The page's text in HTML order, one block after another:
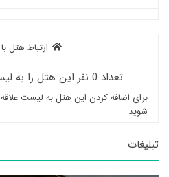
ارتباط هتل
تعداد 0 نفر این هتل را به لیست خود اضافه کرده‌اند
برای اضافه کردن این هتل به لیست
شوید
تبلیغات